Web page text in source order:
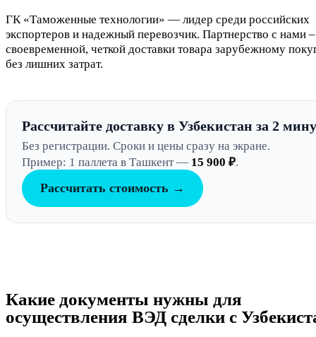
ГК «Таможенные технологии» — лидер среди российских
экспортеров и надежный перевозчик. Партнерство с нами –
своевременной, четкой доставки товара зарубежному
без лишних затрат.
Рассчитайте доставку в Узбекистан за 2
Без регистрации. Сроки и цены сразу на экране.
Пример: 1 паллета в Ташкент — 15 900 ₽.
Рассчитать стоимость →
Какие документы нужны для
осуществления ВЭД сделки с